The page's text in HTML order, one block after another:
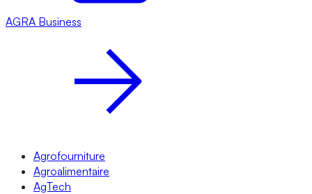
AGRA Business
Agrofourniture
Agroalimentaire
AgTech